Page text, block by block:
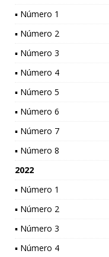
▪ Número 1
▪ Número 2
▪ Número 3
▪ Número 4
▪ Número 5
▪ Número 6
▪ Número 7
▪ Número 8
2022
▪ Número 1
▪ Número 2
▪ Número 3
▪ Número 4